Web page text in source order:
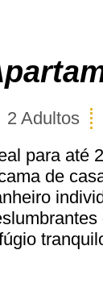
2 Adultos
para até
de